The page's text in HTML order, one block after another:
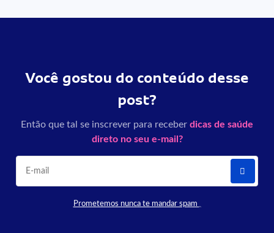
Você gostou do conteúdo desse
post?
Então que tal se inscrever para receber dicas de saúde
direto no seu e-mail?
Prometemos nunca te mandar spam